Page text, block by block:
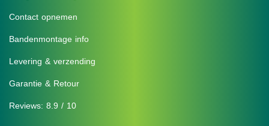
Contact opnemen
Bandenmontage info
Levering & verzending
Garantie & Retour
Reviews: 8.9 / 10